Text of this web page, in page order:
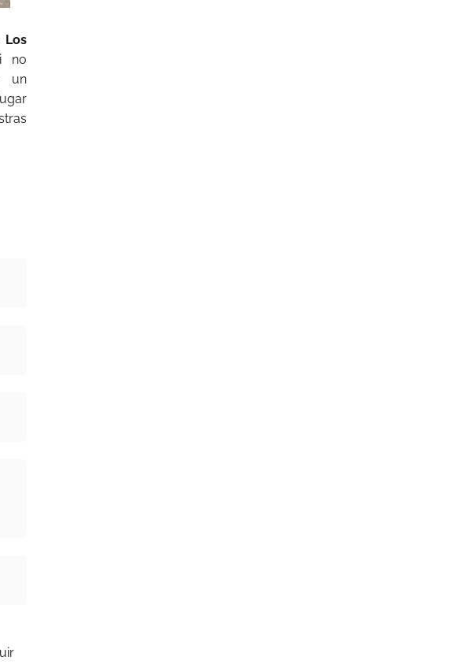
Los
no
un